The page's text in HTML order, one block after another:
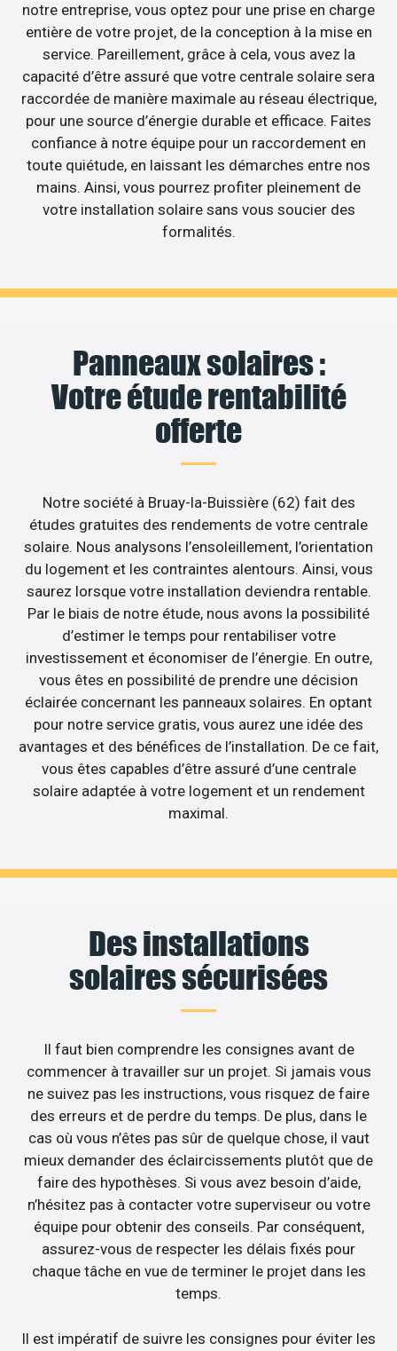
notre entreprise, vous optez pour une prise en charge
entière de votre projet, de la conception à la mise en
service. Pareillement, grâce à cela, vous avez la
capacité d’être assuré que votre centrale solaire sera
raccordée de manière maximale au réseau électrique,
pour une source d’énergie durable et efficace. Faites
confiance à notre équipe pour un raccordement en
toute quiétude, en laissant les démarches entre nos
mains. Ainsi, vous pourrez profiter pleinement de
votre installation solaire sans vous soucier des
formalités.
Panneaux solaires :
Votre étude rentabilité
offerte
Notre société à Bruay-la-Buissière (62) fait des
études gratuites des rendements de votre centrale
solaire. Nous analysons l’ensoleillement, l’orientation
du logement et les contraintes alentours. Ainsi, vous
saurez lorsque votre installation deviendra rentable.
Par le biais de notre étude, nous avons la possibilité
d’estimer le temps pour rentabiliser votre
investissement et économiser de l’énergie. En outre,
vous êtes en possibilité de prendre une décision
éclairée concernant les panneaux solaires. En optant
pour notre service gratis, vous aurez une idée des
avantages et des bénéfices de l’installation. De ce fait,
vous êtes capables d’être assuré d’une centrale
solaire adaptée à votre logement et un rendement
maximal.
Des installations
solaires sécurisées
Il faut bien comprendre les consignes avant de
commencer à travailler sur un projet. Si jamais vous
ne suivez pas les instructions, vous risquez de faire
des erreurs et de perdre du temps. De plus, dans le
cas où vous n’êtes pas sûr de quelque chose, il vaut
mieux demander des éclaircissements plutôt que de
faire des hypothèses. Si vous avez besoin d’aide,
n’hésitez pas à contacter votre superviseur ou votre
équipe pour obtenir des conseils. Par conséquent,
assurez-vous de respecter les délais fixés pour
chaque tâche en vue de terminer le projet dans les
temps.
Il est impératif de suivre les consignes pour éviter les